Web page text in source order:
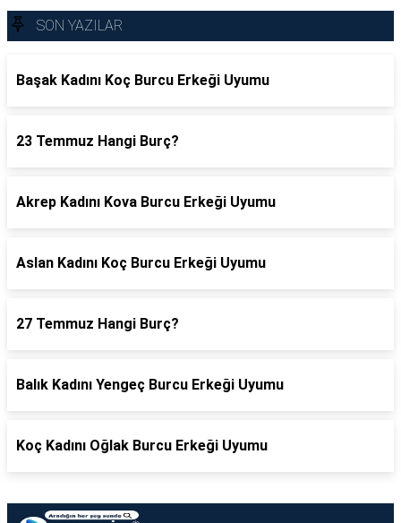
SON YAZILAR
Başak Kadını Koç Burcu Erkeği Uyumu
23 Temmuz Hangi Burç?
Akrep Kadını Kova Burcu Erkeği Uyumu
Aslan Kadını Koç Burcu Erkeği Uyumu
27 Temmuz Hangi Burç?
Balık Kadını Yengeç Burcu Erkeği Uyumu
Koç Kadını Oğlak Burcu Erkeği Uyumu